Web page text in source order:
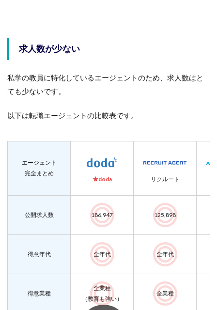
求人数が少ない
私学の教員に特化しているエージェントのため、求人数はと
ても少ないです。
以下は転職エージェントの比較表です。
エージェント
完全まとめ
★doda
リクルート
公開求人数 186,947 125,898
得意年代 全年代 全年代
得意業種
全業種
（教育も強い）
全業種